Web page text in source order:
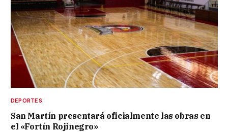
DEPORTES
San Martín presentará oficialmente las obras en
el «Fortín Rojinegro»